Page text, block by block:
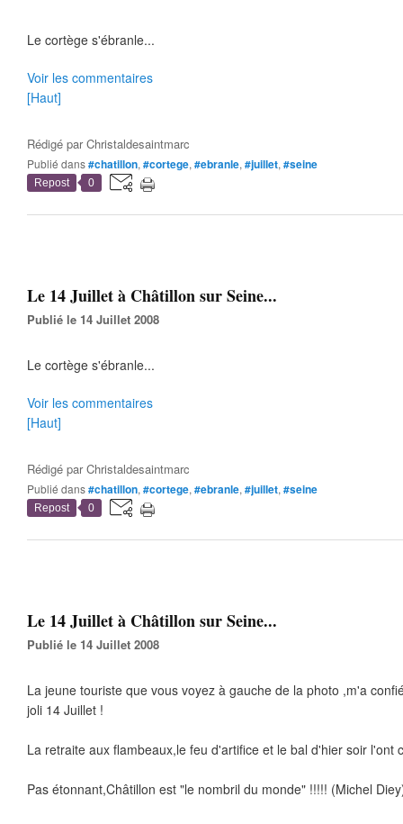
Le cortège s'ébranle...
Voir les commentaires
[Haut]
Rédigé parChristaldesaintmarc
Publié dans#chatillon, #cortege, #ebranle, #juillet, #seine
Repost 0
Le 14 Juillet à Châtillon sur Seine...
Publié le 14 Juillet 2008
Le cortège s'ébranle...
Voir les commentaires
[Haut]
Rédigé parChristaldesaintmarc
Publié dans#chatillon, #cortege, #ebranle, #juillet, #seine
Repost 0
Le 14 Juillet à Châtillon sur Seine...
Publié le 14 Juillet 2008
La jeune touriste que vous voyez à gauche de la photo ,m'a
joli 14 Juillet !
La retraite aux flambeaux,le feu d'artifice et le bal d'hier soir l'ont
Pas étonnant,Châtillon est "le nombril du monde" !!!!! (Michel